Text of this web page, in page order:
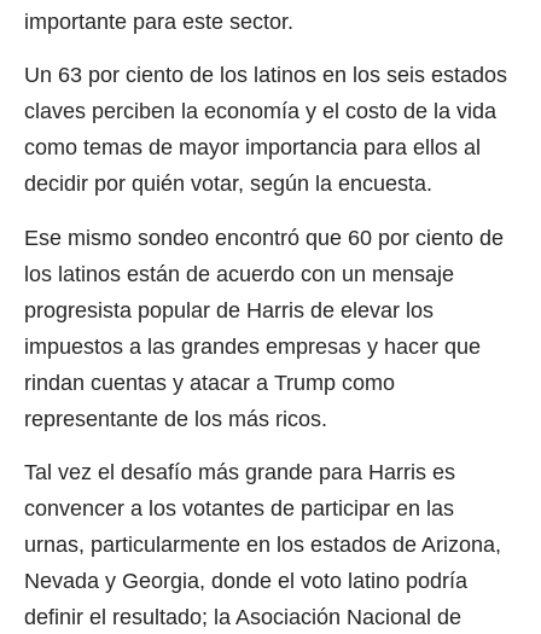
importante para este sector.
Un 63 por ciento de los latinos en los seis estados
claves perciben la economía y el costo de la vida
como temas de mayor importancia para ellos al
decidir por quién votar, según la encuesta.
Ese mismo sondeo encontró que 60 por ciento de
los latinos están de acuerdo con un mensaje
progresista popular de Harris de elevar los
impuestos a las grandes empresas y hacer que
rindan cuentas y atacar a Trump como
representante de los más ricos.
Tal vez el desafío más grande para Harris es
convencer a los votantes de participar en las
urnas, particularmente en los estados de Arizona,
Nevada y Georgia, donde el voto latino podría
definir el resultado; la Asociación Nacional de